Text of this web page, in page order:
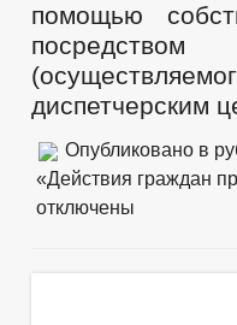
помощью
диспетчерским
Опубликовано в
«Действия граждан
отключены